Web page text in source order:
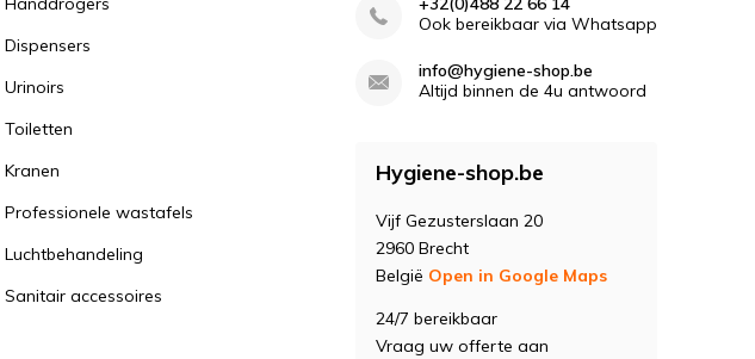
Dispensers
Urinoirs
Toiletten
Kranen
Professionele wastafels
Luchtbehandeling
Sanitair accessoires
Ook bereikbaar via Whatsapp
info@hygiene-shop.be
Altijd binnen de 4u antwoord
Hygiene-shop.be
Vijf Gezusterslaan 20
2960 Brecht
België Open in Google Maps
24/7 bereikbaar
Vraag uw offerte aan